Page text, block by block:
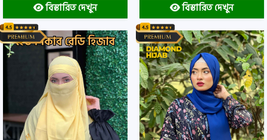
বিস্তারিত দেখুন
বিস্তারিত দেখুন